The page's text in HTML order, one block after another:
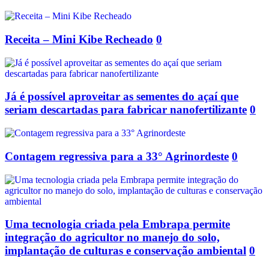
Receita – Mini Kibe Recheado 0
Já é possível aproveitar as sementes do açaí que
seriam descartadas para fabricar nanofertilizante 0
Contagem regressiva para a 33° Agrinordeste 0
Uma tecnologia criada pela Embrapa permite
integração do agricultor no manejo do solo,
implantação de culturas e conservação ambiental 0